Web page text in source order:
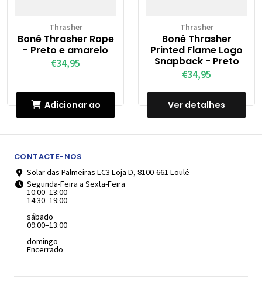
Thrasher
Boné Thrasher Rope
- Preto e amarelo
€34,95
Adicionar ao
Thrasher
Boné Thrasher
Printed Flame Logo
Snapback - Preto
€34,95
Ver detalhes
CONTACTE-NOS
Solar das Palmeiras LC3 Loja D, 8100-661 Loulé
Segunda-Feira a Sexta-Feira
10:00–13:00
14:30–19:00
sábado
09:00–13:00
domingo
Encerrado